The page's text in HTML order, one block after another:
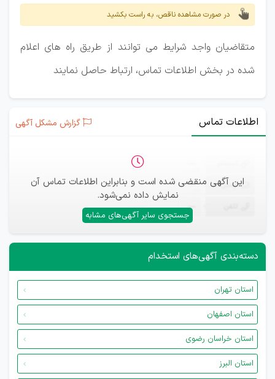
در صورت مشاهده ناقص، به راست بکشید
متقاضیان واجد شرایط می توانند از طریق راه های اعلام
شده در بخش اطلاعات تماس، ارتباط حاصل نمایند
اطلاعات تماس گزارش مشکل آگهی
این آگهی منقضی شده است و بنابراین اطلاعات تماس آن
نمایش داده نمی‌شود.
جستجوی سایر آگهی‌های مشابه
ایمیل —
—
دسته‌بندی آگهی‌های استخدام
استان تهران
استان اصفهان
استان خراسان رضوی
استان البرز